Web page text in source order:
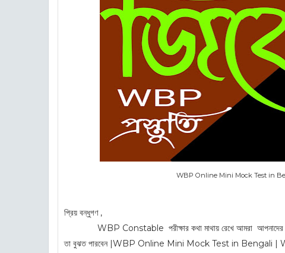
WBP Online Mini Mock Test in
প্রিয় বন্ধুগণ ,
WBP Constable পরীক্ষার কথা মাথায় রেখে আমরা আপনাদের জন্য
তা বুঝত পারবেন |WBP Online Mini Mock Test in Bengali | WBP